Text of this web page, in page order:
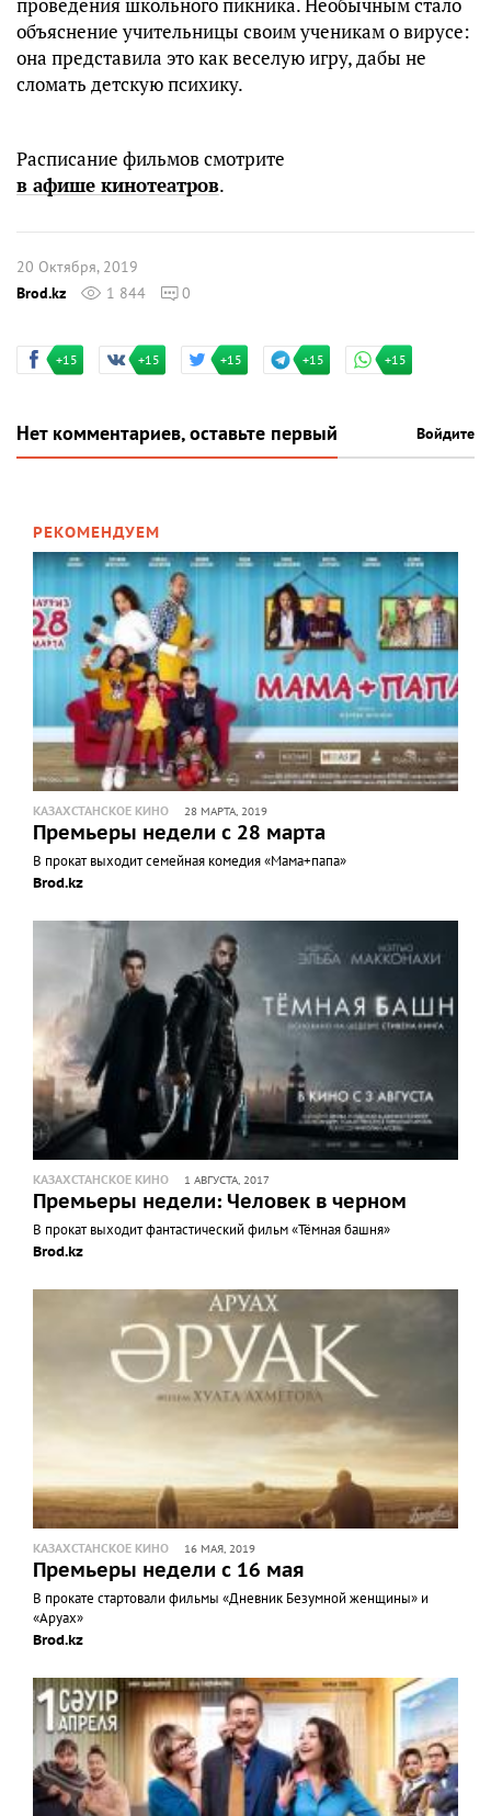
объяснение учительницы своим ученикам о вирусе:
она представила это как веселую игру, дабы не
сломать детскую психику.
Расписание фильмов смотрите
в афише кинотеатров.
20 Октября, 2019
Brod.kz
1 844 0
+15 +15 +15 +15 +15
Нет комментариев, оставьте первый Войдите
РЕКОМЕНДУЕМ
КАЗАХСТАНСКОЕ КИНО 28 МАРТА, 2019
Премьеры недели с 28 марта
В прокат выходит семейная комедия «Мама+папа»
Brod.kz
КАЗАХСТАНСКОЕ КИНО 1 АВГУСТА, 2017
Премьеры недели: Человек в черном
В прокат выходит фантастический фильм «Тёмная башня»
Brod.kz
КАЗАХСТАНСКОЕ КИНО 16 МАЯ, 2019
Премьеры недели с 16 мая
В прокате стартовали фильмы «Дневник Безумной женщины» и
«Аруах»
Brod.kz